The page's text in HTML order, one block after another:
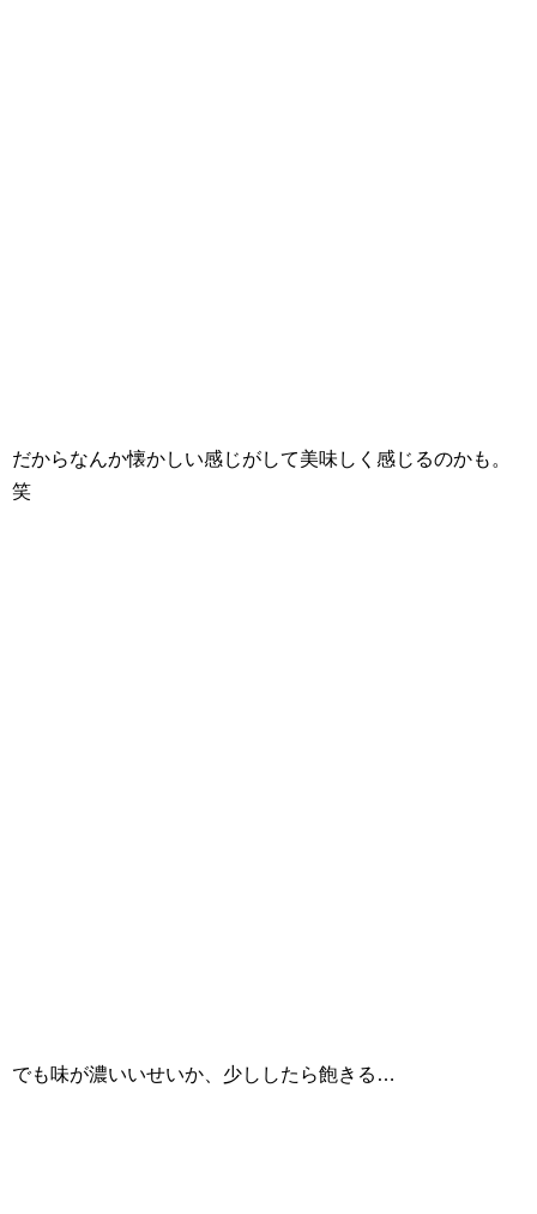
だからなんか懐かしい感じがして美味しく感じるのかも。
笑
でも味が濃いいせいか、少ししたら飽きる…